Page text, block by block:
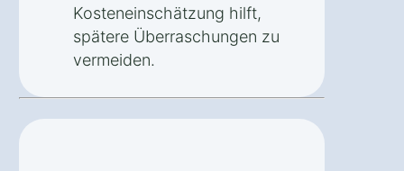
Kosteneinschätzung hilft,
spätere Überraschungen zu
vermeiden.